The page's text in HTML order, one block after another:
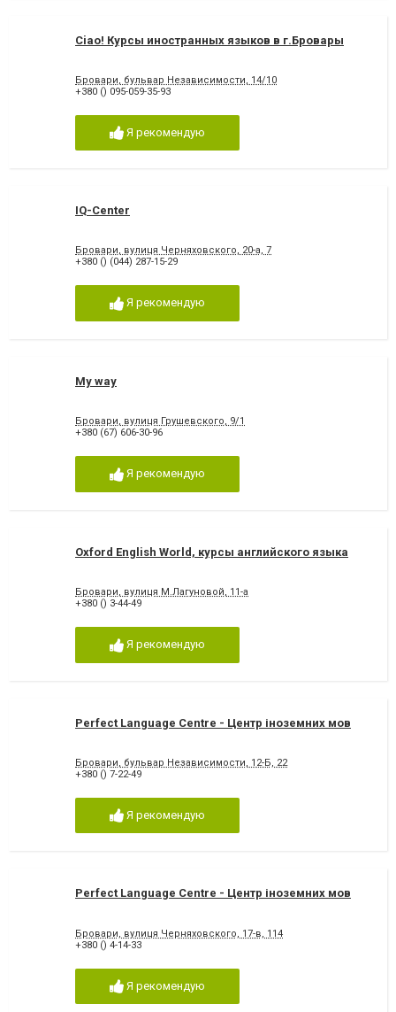
Ciao! Курсы иностранных языков в г.Бровары
Бровари, бульвар Независимости, 14/10
+380 () 095-059-35-93
Я рекомендую
IQ-Center
Бровари, вулиця Черняховского, 20-а, 7
+380 () (044) 287-15-29
Я рекомендую
My way
Бровари, вулиця Грушевского, 9/1
+380 (67) 606-30-96
Я рекомендую
Oxford English World, курсы английского языка
Бровари, вулиця М.Лагуновой, 11-а
+380 () 3-44-49
Я рекомендую
Perfect Language Centre - Центр іноземних мов
Бровари, бульвар Независимости, 12-Б, 22
+380 () 7-22-49
Я рекомендую
Perfect Language Centre - Центр іноземних мов
Бровари, вулиця Черняховского, 17-в, 114
+380 () 4-14-33
Я рекомендую